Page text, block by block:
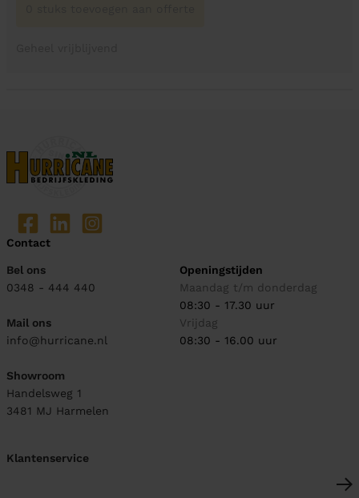
Contact
Bel ons
0348 - 444 440
Mail ons
info@hurricane.nl
Showroom
Handelsweg 1
3481 MJ Harmelen
Openingstijden
Maandag t/m donderdag
08:30 - 17.30 uur
Vrijdag
08:30 - 16.00 uur
Klantenservice